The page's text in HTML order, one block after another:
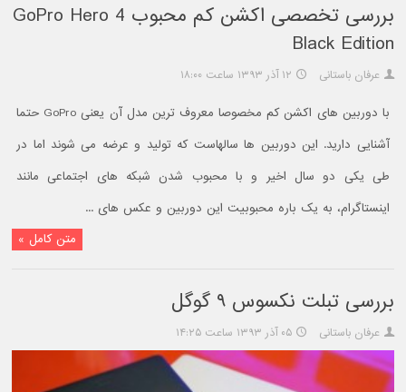
بررسی تخصصی اکشن کم محبوب GoPro Hero 4
Black Edition
عرفان باستانی ۱۲ آذر ۱۳۹۳ ساعت ۱۸:۰۰
با دوربین های اکشن کم مخصوصا معروف ترین مدل آن یعنی GoPro حتما
آشنایی دارید. این دوربین ها سالهاست که تولید و عرضه می شوند اما در
طی یکی دو سال اخیر و با محبوب شدن شبکه های اجتماعی مانند
اینستاگرام، به یک باره محبوبیت این دوربین و عکس های ...
متن کامل »
بررسی تبلت نکسوس ۹ گوگل
عرفان باستانی ۰۵ آذر ۱۳۹۳ ساعت ۱۴:۲۵